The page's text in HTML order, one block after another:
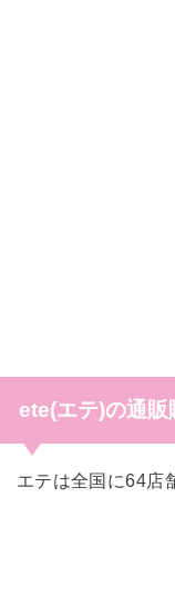
ete(エテ)の通販
エテは全国に64店